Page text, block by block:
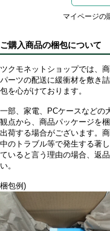
マイページの
ご購入商品の梱包について
ツクモネットショップでは、
パーツの配送に緩衝材を敷き
包を心がけております。
一部、家電、PCケースなどの
観点から、商品パッケージを
出荷する場合がございます。
中のトラブル等で発生する著
ていると言う理由の場合、返
い。
梱包例)